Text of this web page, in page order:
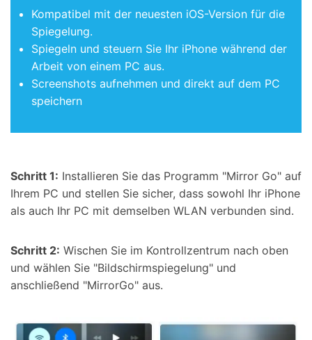
Kompatibel mit der neuesten iOS-Version für die
Spiegelung.
Spiegeln und steuern Sie Ihr iPhone während der
Arbeit von einem PC aus.
Screenshots aufnehmen und direkt auf dem PC
speichern
Schritt 1: Installieren Sie das Programm "Mirror Go" auf
Ihrem PC und stellen Sie sicher, dass sowohl Ihr iPhone
als auch Ihr PC mit demselben WLAN verbunden sind.
Schritt 2: Wischen Sie im Kontrollzentrum nach oben
und wählen Sie "Bildschirmspiegelung" und
anschließend "MirrorGo" aus.